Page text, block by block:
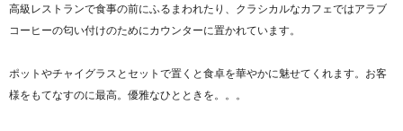
高級レストランで食事の前にふるまわれたり、クラシカルなカフェではアラブ
コーヒーの匂い付けのためにカウンターに置かれています。
ポットやチャイグラスとセットで置くと食卓を華やかに魅せてくれます。お客
様をもてなすのに最高。優雅なひとときを。。。